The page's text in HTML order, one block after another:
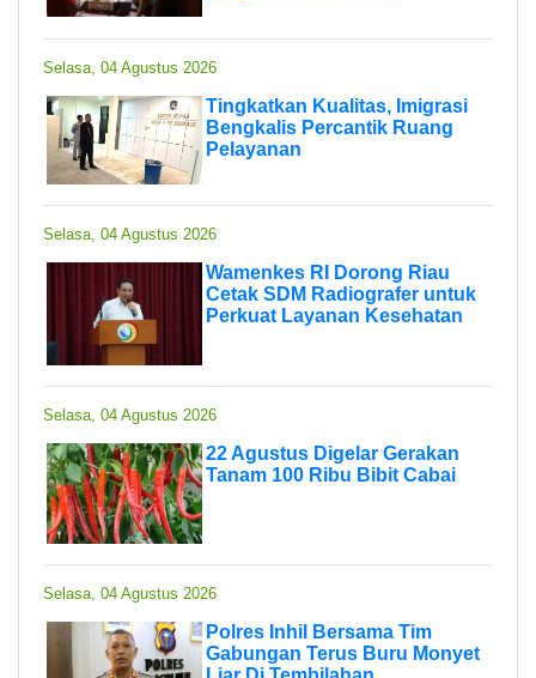
Selasa, 04 Agustus 2026
Tingkatkan Kualitas, Imigrasi
Bengkalis Percantik Ruang
Pelayanan
Selasa, 04 Agustus 2026
Wamenkes RI Dorong Riau
Cetak SDM Radiografer untuk
Perkuat Layanan Kesehatan
Selasa, 04 Agustus 2026
22 Agustus Digelar Gerakan
Tanam 100 Ribu Bibit Cabai
Selasa, 04 Agustus 2026
Polres Inhil Bersama Tim
Gabungan Terus Buru Monyet